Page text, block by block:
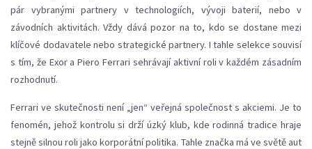
pár vybranými partnery v technologiích, vývoji baterií, nebo v
závodních aktivitách. Vždy dává pozor na to, kdo se dostane mezi
klíčové dodavatele nebo strategické partnery. I tahle selekce souvisí
s tím, že Exor a Piero Ferrari sehrávají aktivní roli v každém zásadním
rozhodnutí.
Ferrari ve skutečnosti není „jen“ veřejná společnost s akciemi. Je to
fenomén, jehož kontrolu si drží úzký klub, kde rodinná tradice hraje
stejně silnou roli jako korporátní politika. Tahle značka má ve světě aut